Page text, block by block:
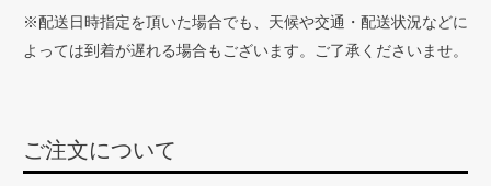
※配送日時指定を頂いた場合でも、天候や交通・配送状況などに
よっては到着が遅れる場合もございます。ご了承くださいませ。
ご注文について